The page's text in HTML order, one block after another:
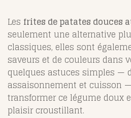
Les frites de patates douces
seulement une alternative
classiques, elles sont
saveurs et de couleurs dans
quelques astuces simples —
assaisonnement et cuisson
transformer ce légume doux
plaisir croustillant.